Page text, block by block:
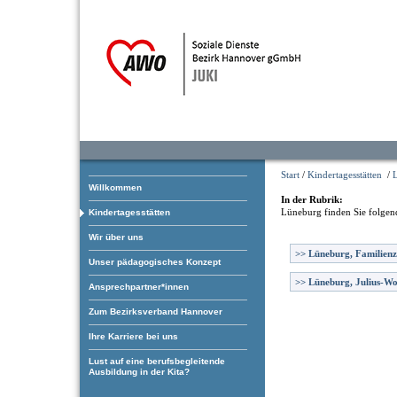
Willkommen
Kindertagesstätten
Wir über uns
Unser pädagogisches Konzept
Ansprechpartner*innen
Zum Bezirksverband Hannover
Ihre Karriere bei uns
Lust auf eine berufsbegleitende
Ausbildung in der Kita?
Start / Kindertagesstätten /
In der Rubrik:
Lüneburg finden Sie
>> Lüneburg,
>> Lüneburg, Julius-